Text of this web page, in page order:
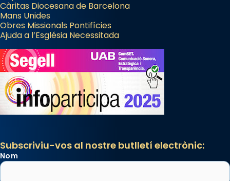
processó (recuperada el 1972) al voltant
del temple amb les relíquies de les santes.
Des de 1985 hi participa també un grup de
diablesses amb música i ball propis. Festa
gran a Mataró.
«Si vols saber què és calor, ves per les
Santes a Mataró»🥵.
Photo
View on Facebook · Share
Càritas Diocesana de Barcelona
Mans Unides
Obres Missionals Pontifícies
Ajuda a l’Església Necessitada
Subscriviu-vos al nostre butlletí electrònic:
Nom